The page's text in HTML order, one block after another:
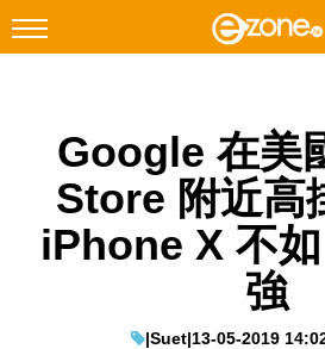
Facebook Instagram
科技焦點
網絡生活
Google 在美
Store 附近高
iPhone X 不
強
|Suet|13-05-2019